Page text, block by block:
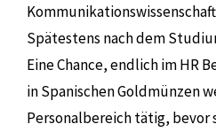
Spätestens nach dem
Eine Chance, endlich im HR
in Spanischen Goldmünzen
Personalbereich tätig,